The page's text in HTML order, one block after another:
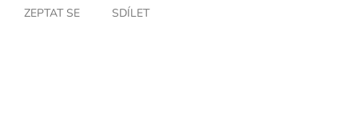
ZEPTAT SE SDÍLET